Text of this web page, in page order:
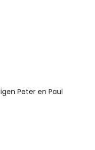
Peter en Paul